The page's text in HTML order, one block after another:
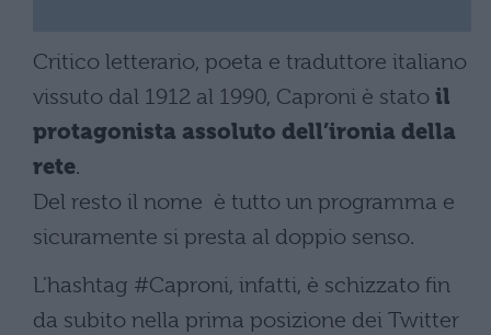
Critico letterario, poeta e traduttore italiano
vissuto dal 1912 al 1990, Caproni è stato il
protagonista assoluto dell’ironia della
rete.
Del resto il nome è tutto un programma e
sicuramente si presta al doppio senso.
L'hashtag #Caproni, infatti, è schizzato fin
da subito nella prima posizione dei Twitter